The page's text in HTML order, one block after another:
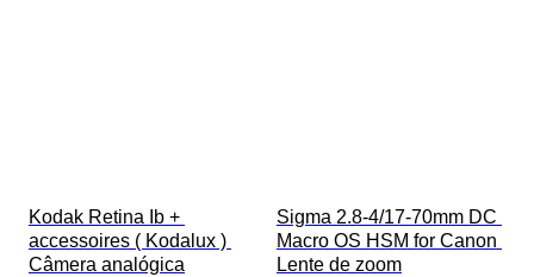
Kodak Retina Ib +
accessoires ( Kodalux )
Câmera analógica
Sigma 2.8-4/17-70mm DC
Macro OS HSM for Canon
Lente de zoom